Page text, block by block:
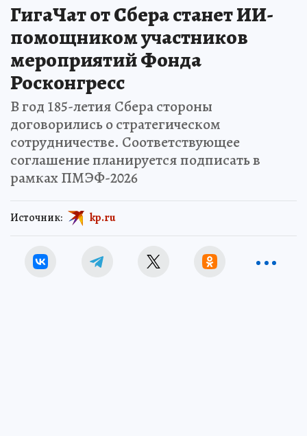
ГигаЧат от Сбера станет ИИ-
помощником участников
мероприятий Фонда
Росконгресс
В год 185-летия Сбера стороны
договорились о стратегическом
сотрудничестве. Соответствующее
соглашение планируется подписать в
рамках ПМЭФ-2026
Источник: kp.ru